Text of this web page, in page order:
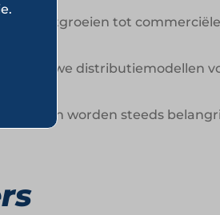
kan uitgroeien tot commerciële
nieuwe distributiemodellen
worden steeds